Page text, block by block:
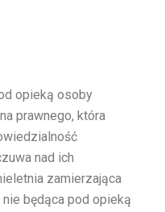
opieką osoby
prawnego, która
nad ich
zamierzająca
będąca pod opieką